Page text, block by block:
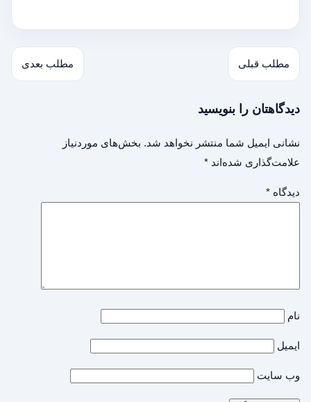
مطلب قبلی مطلب بعدی
دیدگاهتان را بنویسید
نشانی ایمیل شما منتشر نخواهد شد. بخش‌های موردنیاز
علامت‌گذاری شده‌اند *
دیدگاه *
نام
ایمیل
وب‌ سایت